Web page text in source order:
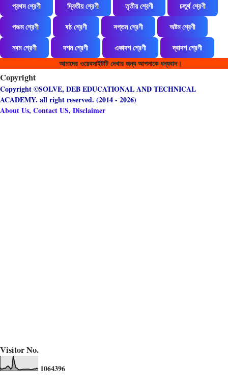
প্রথম শ্রেণী দ্বিতীয় শ্রেণী তৃতীয় শ্রেণী
চতুর্থ শ্রেণী
পঞ্চম শ্রেণী
ষষ্ঠ শ্রেণী সপ্তম শ্রেণী
অষ্টম শ্রেণী
নবম শ্রেণী
দশম শ্রেণী একাদশ শ্রেণী
দ্বাদশ শ্রেণী
আমাদের ওয়েবসাইটটি দেখার জন্য আপনাকে ধন্যবাদ।
Copyright
Copyright ©SOLVE, DEB EDUCATIONAL AND TECHNICAL
ACADEMY. all right reserved. (2014 - 2026)
About Us, Contact US, Disclaimer
Visitor No.
1064396